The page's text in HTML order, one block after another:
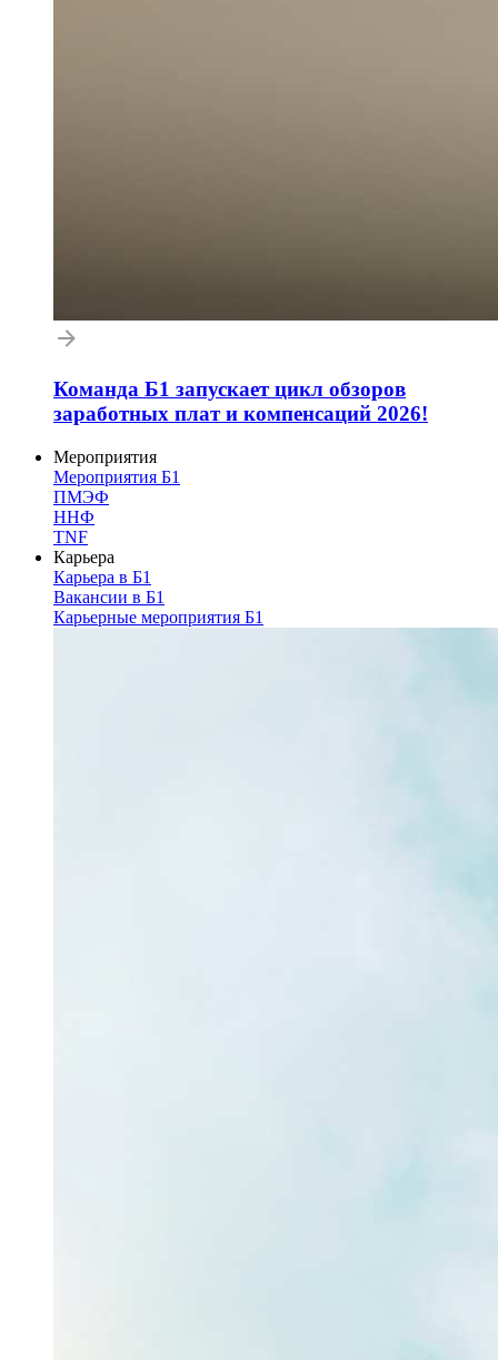
Команда Б1 запускает цикл обзоров
заработных плат и компенсаций 2026!
Мероприятия
Мероприятия Б1
ПМЭФ
ННФ
TNF
Карьера
Карьера в Б1
Вакансии в Б1
Карьерные мероприятия Б1